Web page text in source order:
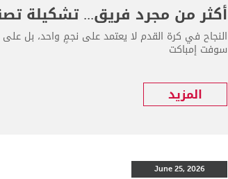
أكثر من مجرد فريق... تشكيلة
النجاح في كرة القدم لا يعتمد على نجمٍ واحد، بل
سوفت إمباكت
المزيد
June 25, 2026